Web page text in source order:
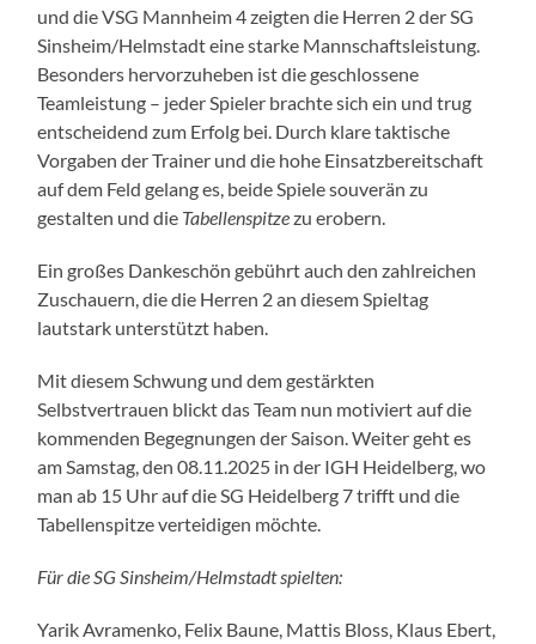
und die VSG Mannheim 4 zeigten die Herren 2 der SG
Sinsheim/Helmstadt eine starke Mannschaftsleistung.
Besonders hervorzuheben ist die geschlossene
Teamleistung – jeder Spieler brachte sich ein und trug
entscheidend zum Erfolg bei. Durch klare taktische
Vorgaben der Trainer und die hohe Einsatzbereitschaft
auf dem Feld gelang es, beide Spiele souverän zu
gestalten und die Tabellenspitzezu erobern.
Ein großes Dankeschön gebührt auch den zahlreichen
Zuschauern, die die Herren 2 an diesem Spieltag
lautstark unterstützt haben.
Mit diesem Schwung und dem gestärkten
Selbstvertrauen blickt das Team nun motiviert auf die
kommenden Begegnungen der Saison. Weiter geht es
am Samstag, den 08.11.2025 in der IGH Heidelberg, wo
man ab 15 Uhr auf die SG Heidelberg 7 trifft und die
Tabellenspitze verteidigen möchte.
Für die SG Sinsheim/Helmstadt spielten:
Yarik Avramenko, Felix Baune, Mattis Bloss, Klaus Ebert,